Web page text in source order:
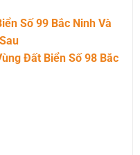
Số 99 Bắc Ninh Và
Đất Biển Số 98 Bắc